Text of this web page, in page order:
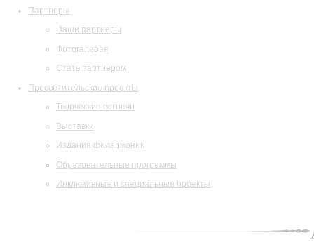
Партнеры
Наши партнеры
Фотогалерея
Стать партнером
Просветительские проекты
Творческие встречи
Выставки
Издания филармонии
Образовательные программы
Инклюзивные и специальные проекты